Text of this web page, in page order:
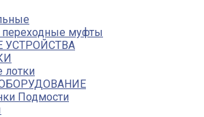
переходные муфты
лотки
Подмости